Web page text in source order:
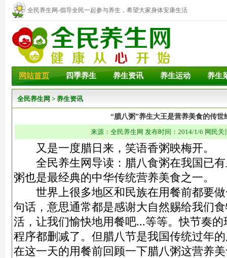
全民养生网-倡导全民一起参与养生，希望大家身体安康生活
幸福！
网站首页 四季养生 养生资讯 养生运动 养生
全民养生网 > 养生资讯
“腊八粥”养生大王是营养美食的传世
来源：全民养生网 发布时间：2014/1/6 网民关
又是一度腊日来，笑语香粥映梅开。
全民养生网导读：腊八食粥在我国已有
粥也是最经典的中华传统营养美食之一。
世界上很多地区和民族在用餐前都要做
句话，意思通常都是感谢大自然赐给我们
活，让我们愉快地用餐吧...等等。快节奏
程序都删减了。但腊八节是我国传统过年
在这一天的用餐前回顾一下腊八粥这营养